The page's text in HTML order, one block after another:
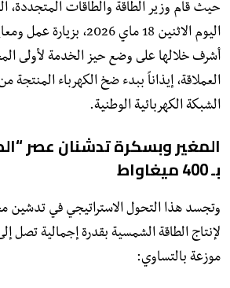
حيث قام وزير الطاقة والطاقات المتجددة،
اليوم الاثنين 18 ماي 2026،
أشرف خلالها على وضع حيز الخدمة لأولى
العملاقة، إيذاناً ببدء ضخ الكهرباء المنتجة
الشبكة الكهربائية الوطنية.
المغير وبسكرة تدشنان عصر
بـ 400 ميغاواط
​وتجسد هذا التحول الاستراتيجي في تدشين
لإنتاج الطاقة الشمسية بقدرة إجمالية تصل
موزعة بالتساوي: